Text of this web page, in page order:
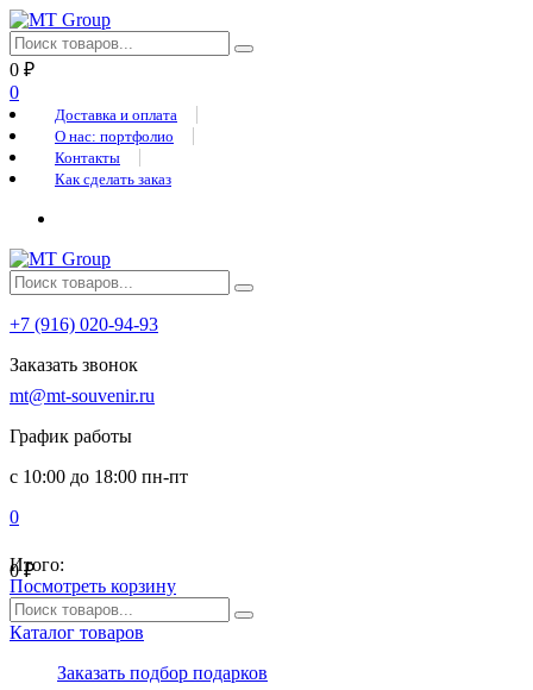
0 ₽
0
Доставка и оплата
О нас: портфолио
Контакты
Как сделать заказ
+7 (916) 020-94-93
Заказать звонок
mt@mt-souvenir.ru
График работы
с 10:00 до 18:00 пн-пт
0
0₽
Итого:
Посмотреть корзину
Каталог товаров
Заказать подбор подарков